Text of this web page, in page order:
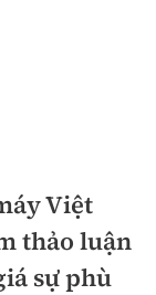
Việt
thảo luận
sự phù